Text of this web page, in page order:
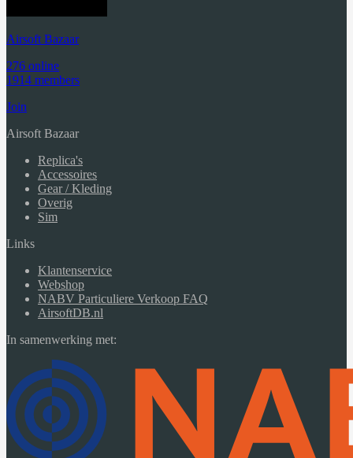
Airsoft Bazaar
276 online
1914 members
Join
Airsoft Bazaar
Replica's
Accessoires
Gear / Kleding
Overig
Sim
Links
Klantenservice
Webshop
NABV Particuliere Verkoop FAQ
AirsoftDB.nl
In samenwerking met: